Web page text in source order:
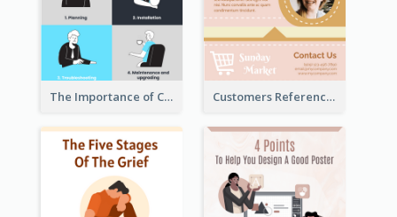
The Importance of Customer Service Infographic Customers Reference Infographic